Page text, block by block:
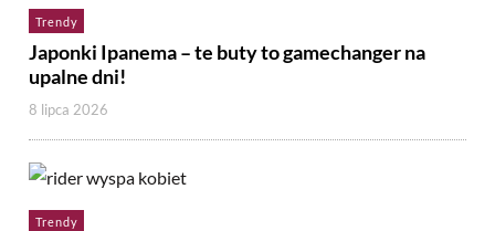
Trendy
Japonki Ipanema – te buty to gamechanger na
upalne dni!
8 lipca 2026
Trendy